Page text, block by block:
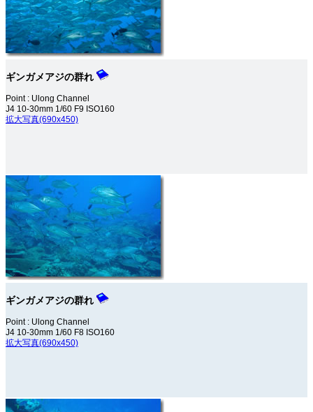
ギンガメアジの群れ
Point : Ulong Channel
J4 10-30mm 1/60 F9 ISO160
拡大写真(690x450)
ギンガメアジの群れ
Point : Ulong Channel
J4 10-30mm 1/60 F8 ISO160
拡大写真(690x450)